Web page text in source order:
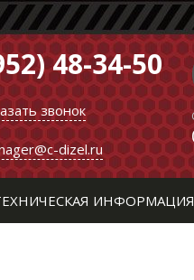
48-34-50
звонок
dizel.ru
ИНФОРМАЦИЯ